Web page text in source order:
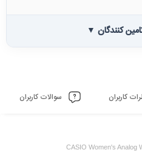
کنندگان ▼
کاربران سوالات کاربران
CASIO Women's Analog